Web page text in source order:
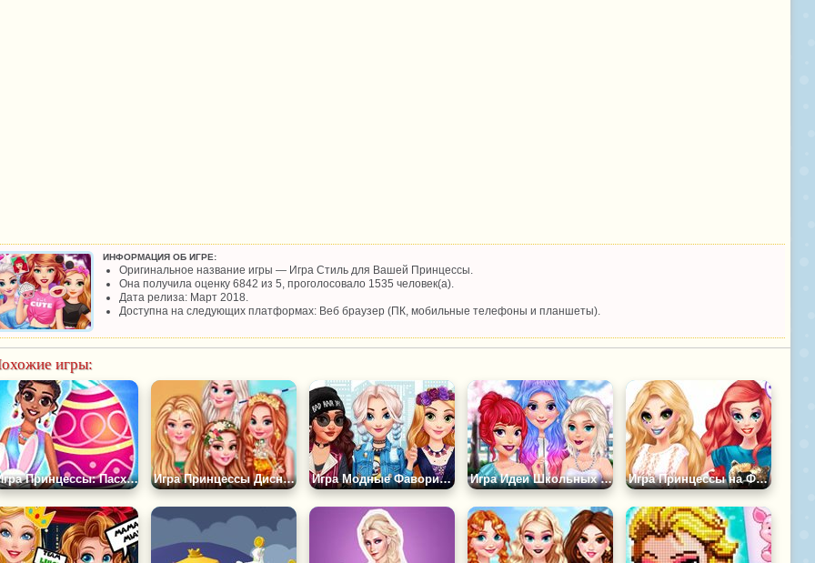
ИНФОРМАЦИЯ ОБ ИГРЕ:
Оригинальное название игры — Игра Стиль для Вашей Принцессы.
Она получила оценку 6842 из 5, проголосовало 1535 человек(а).
Дата релиза: Март 2018.
Доступна на следующих платформах: Веб браузер (ПК, мобильные телефоны и планшеты).
игры:
Игра Принцессы: Пасхальное Воскресенье Игра Принцессы Диснея: 4 Сезона Игра Модные Фавориты Принцесс Игра Идеи Школьных Образов от Принцесс Игра Принцессы на Фестивале Панк-Рок